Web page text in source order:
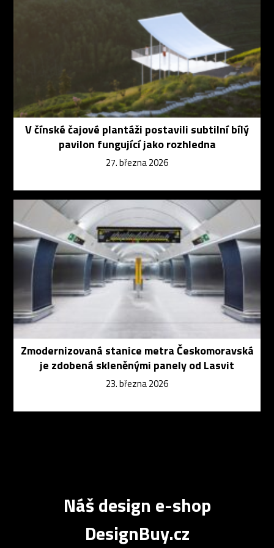
V čínské čajové plantáži postavili subtilní bílý
pavilon fungující jako rozhledna
27. března 2026
Zmodernizovaná stanice metra Českomoravská
je zdobená skleněnými panely od Lasvit
23. března 2026
Náš design e-shop
DesignBuy.cz